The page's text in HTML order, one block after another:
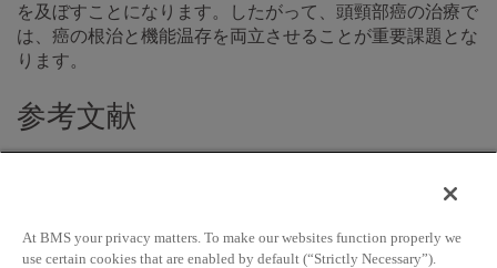
を及ぼすことになります。したがって、頭頸部癌の治療で
は、癌の根治と機能温存を両立させることが重要課題とな
ります。
参考文献
独立行政法人 国立がん研究センターがん対策情報セ
http://ganjoho.jp/professional/index.html
At BMS your privacy matters. To make our websites function properly we
use certain cookies that are enabled by default (“Strictly Necessary”).